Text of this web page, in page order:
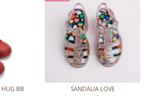
HUG BB SANDÁLIA LOVE